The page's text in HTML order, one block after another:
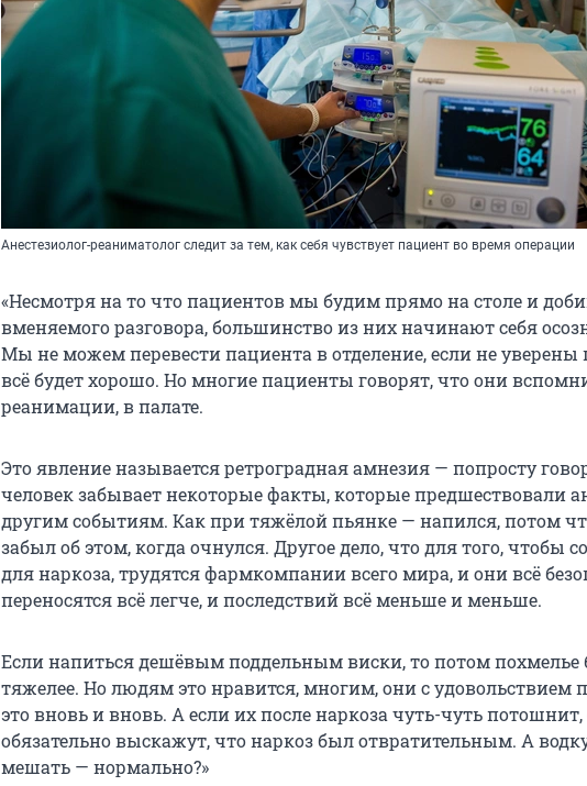
Анестезиолог-реаниматолог следит за тем, как себя чувствует пациент во время операции
«Несмотря на то что пациентов мы будим прямо на столе и
вменяемого разговора, большинство из них начинают себя
Мы не можем перевести пациента в отделение, если не уверены
всё будет хорошо. Но многие пациенты говорят, что они
реанимации, в палате.
Это явление называется ретроградная амнезия — попросту
человек забывает некоторые факты, которые предшествовали
другим событиям. Как при тяжёлой пьянке — напился, потом
забыл об этом, когда очнулся. Другое дело, что для того, чтобы
для наркоза, трудятся фармкомпании всего мира, и они всё
переносятся всё легче, и последствий всё меньше и меньше.
Если напиться дешёвым поддельным виски, то потом похмелье
тяжелее. Но людям это нравится, многим, они с удовольствием
это вновь и вновь. А если их после наркоза чуть-чуть
обязательно выскажут, что наркоз был отвратительным. А
мешать — нормально?»